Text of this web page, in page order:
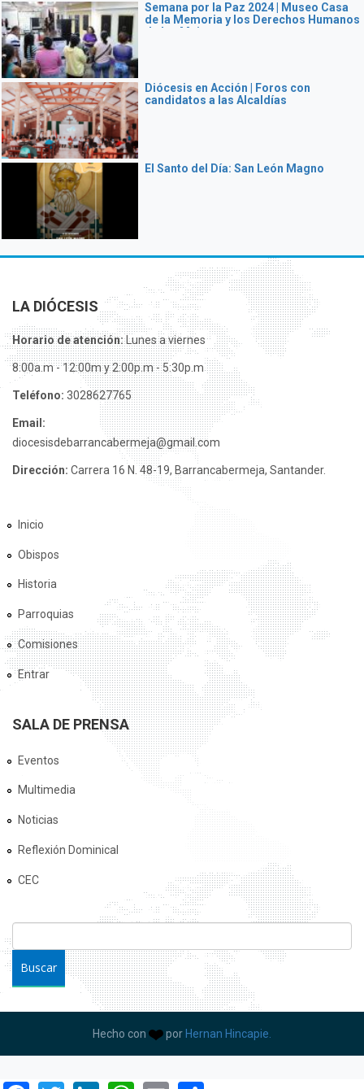
Semana por la Paz 2024 | Museo Casa
de la Memoria y los Derechos Humanos
de las Mujeres
Diócesis en Acción | Foros con
candidatos a las Alcaldías
El Santo del Día: San León Magno
LA DIÓCESIS
Horario de atención:Lunes a viernes
8:00a.m - 12:00m y 2:00p.m - 5:30p.m
Teléfono: 3028627765
Email:
diocesisdebarrancabermeja@gmail.com
Dirección: Carrera 16 N. 48-19, Barrancabermeja, Santander.
Inicio
Obispos
Historia
Parroquias
Comisiones
Entrar
SALA DE PRENSA
Eventos
Multimedia
Noticias
Reflexión Dominical
CEC
FORMULARIO DE BÚSQUEDA
Hecho con por Hernan Hincapie.